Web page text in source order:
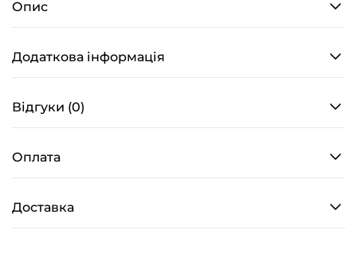
Soft
Pleats
–
Опис
Додаткова інформація
Відгуки (0)
Оплата
Доставка